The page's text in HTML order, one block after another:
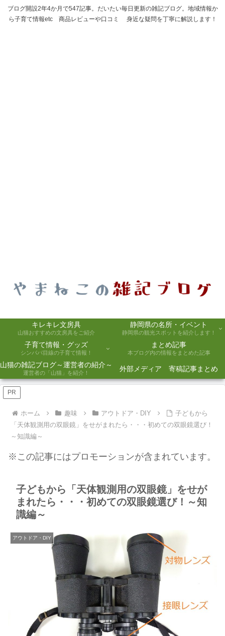
ブログ開設2年4か月で547記事。だいたい毎日更新の雑記ブログ。地域情報か
ら子育て情報etc 商品レビューや口コミ 身近な疑問を丁寧に解説します！
キレキレ文房具
山猫おすすめの文房具をご紹介
静岡県の名所・イベント
静岡県の観光スポットを紹介します！
子育て情報・グッズ
シンパパ目線の子育て情報！
まとめ記事
本ブログ内の情報をまとめた記事
山猫の雑記ブログ～運営者の紹介～
運営者の「山猫」を紹介！ 外部メディア 寄稿記事まとめ
PR
ホーム 趣味 アウトドア・DIY
子どもから
「天体観測用の双眼鏡」をせがまれたら・・・初めての双眼鏡選び！
～知識編～
※この記事にはプロモーションが含まれています。
子どもから「天体観測用の双眼鏡」をせが
まれたら・・・初めての双眼鏡選び！～知
識編～
アウトドア・DIY